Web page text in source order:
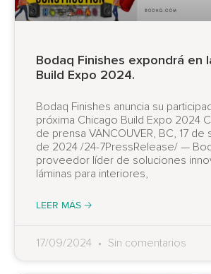
Bodaq Finishes expondrá en
Build Expo 2024.
Bodaq Finishes anuncia su
próxima Chicago Build Expo 2024
de prensa VANCOUVER, BC, 17
de 2024 /24-7PressRelease/ —
proveedor líder de soluciones
láminas para interiores,
LEER MÁS 🡢
17/09/2024 Sin comentarios